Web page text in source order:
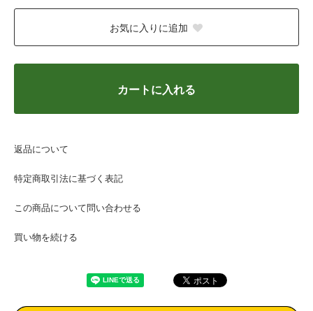
お気に入りに追加
カートに入れる
返品について
特定商取引法に基づく表記
この商品について問い合わせる
買い物を続ける